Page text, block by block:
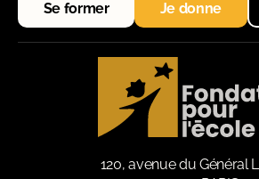
Se former Je donne
120, avenue du Général